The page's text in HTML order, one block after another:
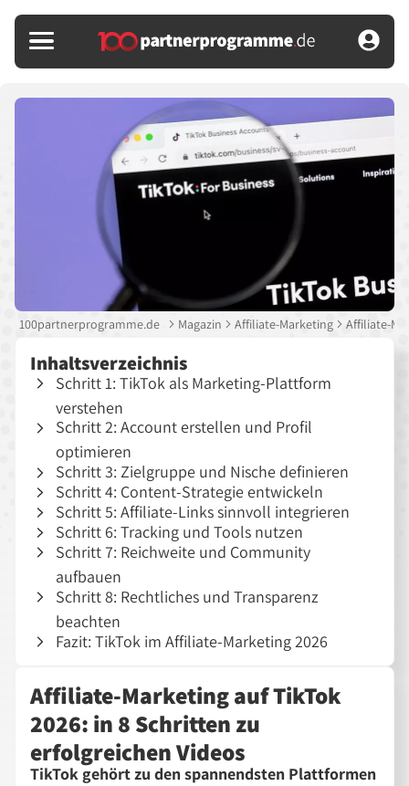
100partnerprogramme.de Magazin Affiliate-Marketing Affiliate-
Inhaltsverzeichnis
Schritt 1: TikTok als Marketing-Plattform
verstehen
Schritt 2: Account erstellen und Profil
optimieren
Schritt 3: Zielgruppe und Nische definieren
Schritt 4: Content-Strategie entwickeln
Schritt 5: Affiliate-Links sinnvoll integrieren
Schritt 6: Tracking und Tools nutzen
Schritt 7: Reichweite und Community
aufbauen
Schritt 8: Rechtliches und Transparenz
beachten
Fazit: TikTok im Affiliate-Marketing 2026
Affiliate-Marketing auf TikTok
2026: in 8 Schritten zu
erfolgreichen Videos
TikTok gehört zu den spannendsten Plattformen